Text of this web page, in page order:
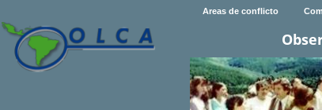
Areas de conflicto